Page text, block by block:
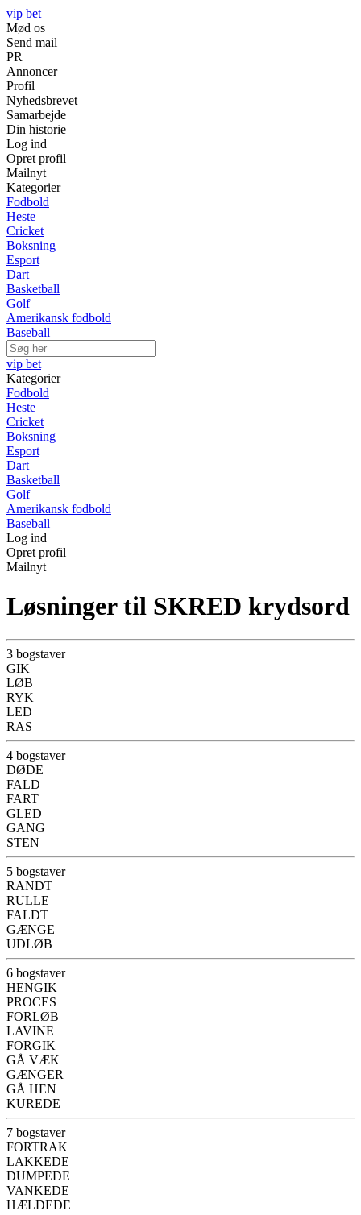
vip bet
Mød os
Send mail
PR
Annoncer
Profil
Nyhedsbrevet
Samarbejde
Din historie
Log ind
Opret profil
Mailnyt
Kategorier
Fodbold
Heste
Cricket
Boksning
Esport
Dart
Basketball
Golf
Amerikansk fodbold
Baseball
vip bet
Kategorier
Fodbold
Heste
Cricket
Boksning
Esport
Dart
Basketball
Golf
Amerikansk fodbold
Baseball
Log ind
Opret profil
Mailnyt
Løsninger til SKRED krydsord
3 bogstaver
GIK
LØB
RYK
LED
RAS
4 bogstaver
DØDE
FALD
FART
GLED
GANG
STEN
5 bogstaver
RANDT
RULLE
FALDT
GÆNGE
UDLØB
6 bogstaver
HENGIK
PROCES
FORLØB
LAVINE
FORGIK
GÅ VÆK
GÆNGER
GÅ HEN
KUREDE
7 bogstaver
FORTRAK
LAKKEDE
DUMPEDE
VANKEDE
HÆLDEDE